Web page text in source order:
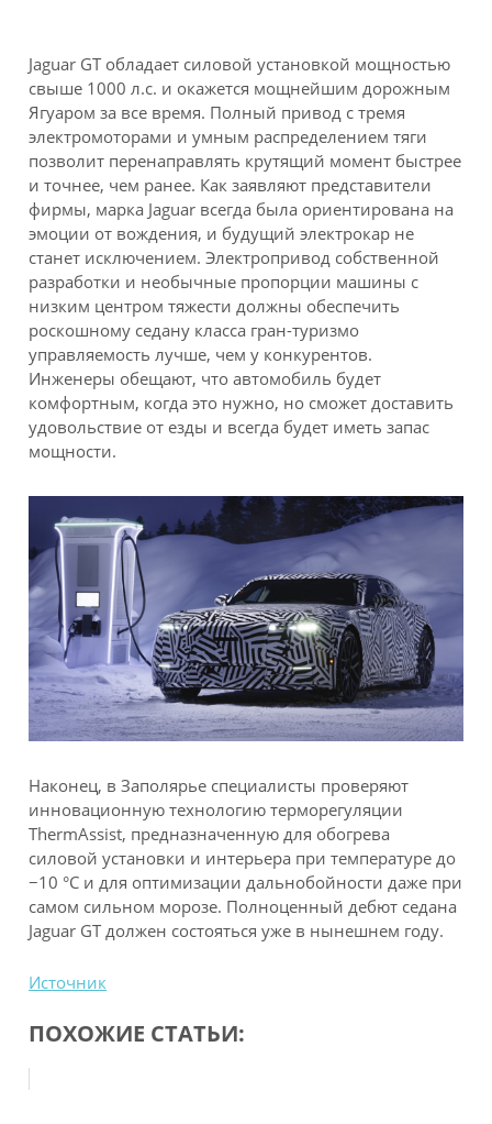
Jaguar GT обладает силовой установкой мощностью
свыше 1000 л.с. и окажется мощнейшим дорожным
Ягуаром за все время. Полный привод с тремя
электромоторами и умным распределением тяги
позволит перенаправлять крутящий момент быстрее
и точнее, чем ранее. Как заявляют представители
фирмы, марка Jaguar всегда была ориентирована на
эмоции от вождения, и будущий электрокар не
станет исключением. Электропривод собственной
разработки и необычные пропорции машины с
низким центром тяжести должны обеспечить
роскошному седану класса гран-туризмо
управляемость лучше, чем у конкурентов.
Инженеры обещают, что автомобиль будет
комфортным, когда это нужно, но сможет доставить
удовольствие от езды и всегда будет иметь запас
мощности.
Наконец, в Заполярье специалисты проверяют
инновационную технологию терморегуляции
ThermAssist, предназначенную для обогрева
силовой установки и интерьера при температуре до
−10 °C и для оптимизации дальнобойности даже при
самом сильном морозе. Полноценный дебют седана
Jaguar GT должен состояться уже в нынешнем году.
Источник
ПОХОЖИЕ СТАТЬИ: